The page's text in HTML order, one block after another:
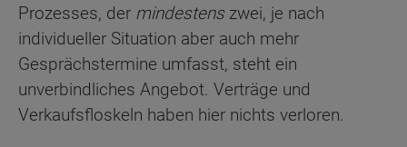
Prozesses, der mindestenszwei, je nach
individueller Situation aber auch mehr
Gesprächstermine umfasst, steht ein
unverbindliches Angebot. Verträge und
Verkaufsfloskeln haben hier nichts verloren.